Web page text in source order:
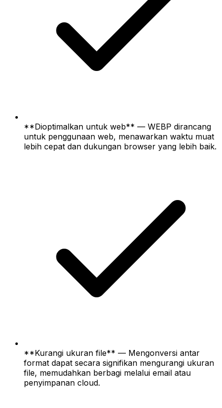
**Dioptimalkan untuk web** — WEBP dirancang
untuk penggunaan web, menawarkan waktu muat
lebih cepat dan dukungan browser yang lebih baik.
**Kurangi ukuran file** — Mengonversi antar
format dapat secara signifikan mengurangi ukuran
file, memudahkan berbagi melalui email atau
penyimpanan cloud.